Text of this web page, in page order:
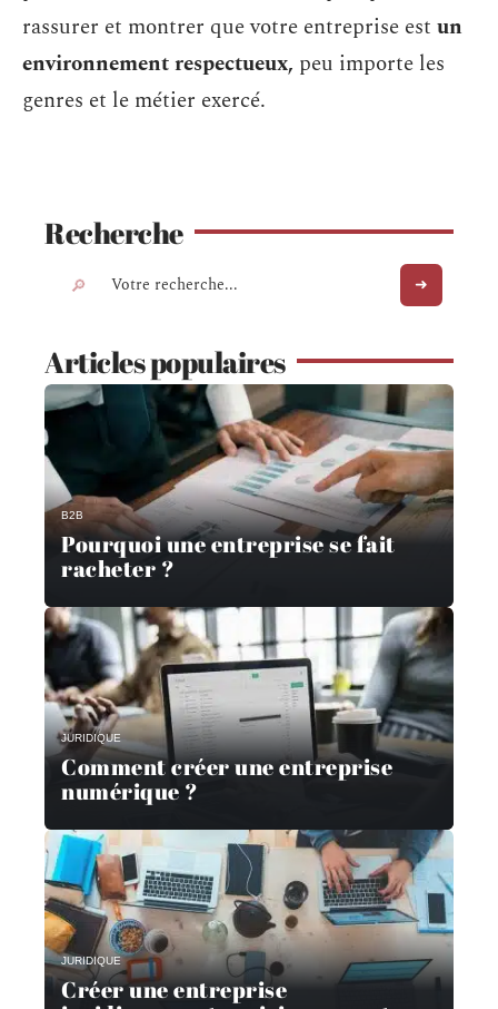
rassurer et montrer que votre entreprise est un
environnement respectueux, peu importe les
genres et le métier exercé.
Recherche
Articles populaires
B2B
Pourquoi une entreprise se fait
racheter ?
JURIDIQUE
Comment créer une entreprise
numérique ?
JURIDIQUE
Créer une entreprise